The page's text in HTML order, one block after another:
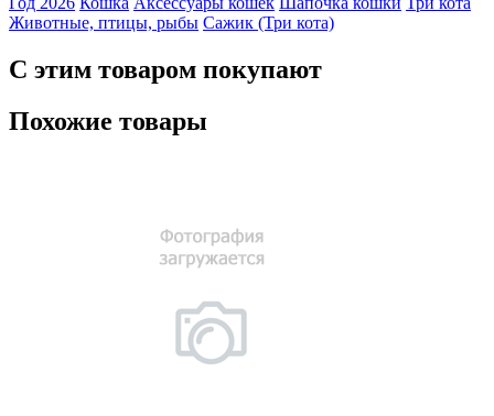
Животные, птицы, рыбы Сажик (Три кота)
С этим товаром покупают
Похожие товары